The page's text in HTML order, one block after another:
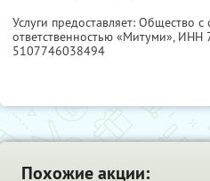
Услуги предоставляет: Общество
ответственностью «Митуми», ИНН
5107746038494
Похожие акции: